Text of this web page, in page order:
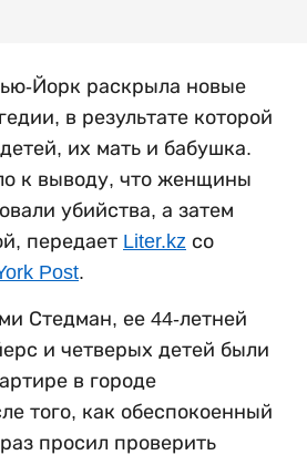
Йорк раскрыла новые
в результате которой
их мать и бабушка.
к выводу, что женщины
убийства, а затем
передает Liter.kz со
Post.
Стедман, ее 44-летней
и четверых детей были
в городе
того, как обеспокоенный
просил проверить